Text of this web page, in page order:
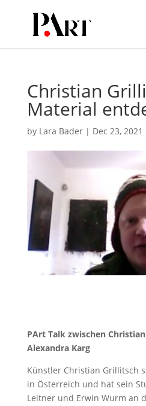
Christian
Material
by Lara Bader| Dec 23, 2021
PArt Talk zwischen
Alexandra Karg
Künstler Christian Grillitsch
in Österreich und hat sein
Leitner und Erwin Wurm an